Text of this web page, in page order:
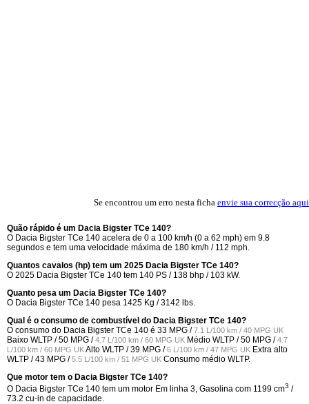
Se encontrou um erro nesta ficha envie sua correcção aqui
Quão rápido é um Dacia Bigster TCe 140?
O Dacia Bigster TCe 140 acelera de 0 a 100 km/h (0 a 62 mph) em 9.8
segundos e tem uma velocidade máxima de 180 km/h / 112 mph.
Quantos cavalos (hp) tem um 2025 Dacia Bigster TCe 140?
O 2025 Dacia Bigster TCe 140 tem 140 PS / 138 bhp / 103 kW.
Quanto pesa um Dacia Bigster TCe 140?
O Dacia Bigster TCe 140 pesa 1425 Kg / 3142 lbs.
Qual é o consumo de combustível do Dacia Bigster TCe 140?
O consumo do Dacia Bigster TCe 140 é 33 MPG /7.1 L/100 km / 40 MPG UK
Baixo WLTP /50 MPG /4.7 L/100 km / 60 MPG UK Médio WLTP /50 MPG /4.7
L/100 km / 60 MPG UKAlto WLTP /39 MPG /6 L/100 km / 47 MPG UK Extra alto
WLTP /43 MPG /5.5 L/100 km / 51 MPG UK Consumo médio WLTP.
Que motor tem o Dacia Bigster TCe 140?
O Dacia Bigster TCe 140 tem um motor Em linha 3, Gasolina com 1199 cm3 /
73.2 cu-in de capacidade.